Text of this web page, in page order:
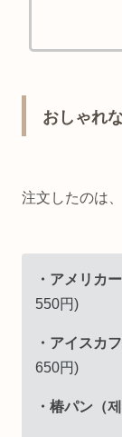
おしゃれ
注文したのは
・アメリカ
550円)
・アイスカ
650円)
・椿パン（